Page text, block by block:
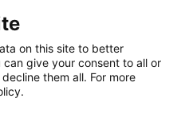
on this site to better
give your consent to all or
them all. For more